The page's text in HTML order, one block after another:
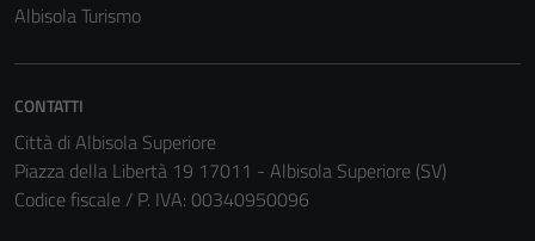
Albisola Turismo
CONTATTI
Città di Albisola Superiore
Piazza della Libertà 19 17011 - Albisola Superiore (SV)
Codice fiscale / P. IVA: 00340950096